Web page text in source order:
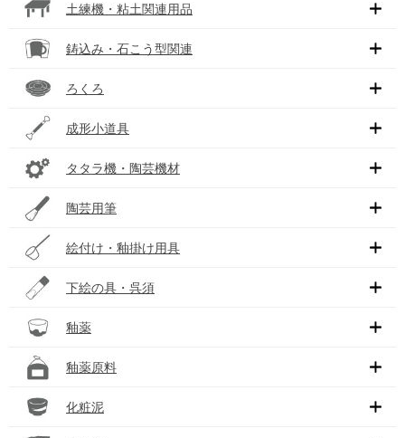
土練機・粘土関連用品
鋳込み・石こう型関連
ろくろ
成形小道具
タタラ機・陶芸機材
陶芸用筆
絵付け・釉掛け用具
下絵の具・呉須
釉薬
釉薬原料
化粧泥